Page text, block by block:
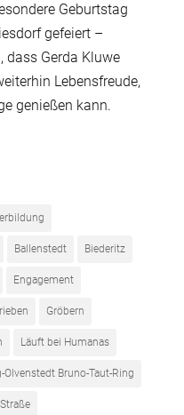
Geburtstag
gefeiert –
dass Gerda Kluwe
Lebensfreude,
genießen kann.
Ballenstedt Biederitz
Engagement
Gröbern
Läuft bei Humanas
Olvenstedt Bruno-Taut-Ring